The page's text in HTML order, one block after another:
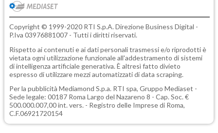
Copyright © 1999-2020 RTI S.p.A. Direzione Business Digital -
P.Iva 03976881007 - Tutti i diritti riservati.
Rispetto ai contenuti e ai dati personali trasmessi e/o riprodotti è
vietata ogni utilizzazione funzionale all'addestramento di sistemi
di intelligenza artificiale generativa. È altresì fatto divieto
espresso di utilizzare mezzi automatizzati di data scraping.
Per la pubblicità Mediamond S.p.a. RTI spa, Gruppo Mediaset -
Sede legale: 00187 Roma Largo del Nazareno 8 - Cap. Soc. €
500.000.007,00 int. vers. - Registro delle Imprese di Roma,
C.F.06921720154